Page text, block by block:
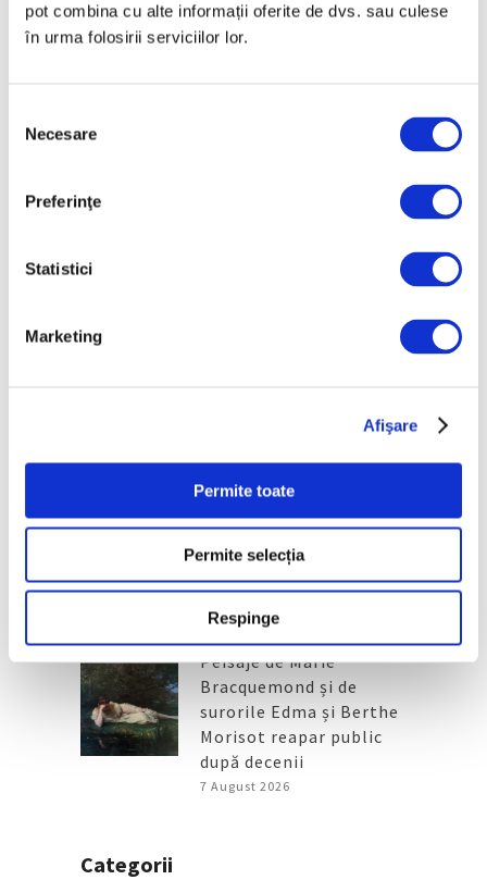
pot combina cu alte informații oferite de dvs. sau culese
în urma folosirii serviciilor lor.
consimțământului
Necesare
Preferinţe
Statistici
Marketing
Afişare
Permite toate
Permite selecția
Respinge
Salonul Soleil de l’Est, în galeriile
Articole recente
lui Brâncuși, în expoziție
de artă urbană la
Belgrad
Galeriile Uffizi din
Florența, renovare fără
precedent
7 August 2026
Peisaje de Marie
Bracquemond și de
surorile Edma și Berthe
Morisot reapar public
după decenii
7 August 2026
Categorii